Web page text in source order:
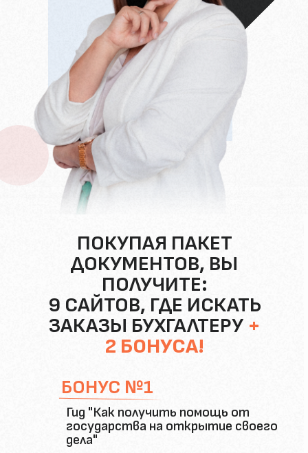
БОНУС №1
Гид "Как получить помощь от
государства на открытие своего
дела"
ПОКУПАЯ ПАКЕТ
ДОКУМЕНТОВ, ВЫ
ПОЛУЧИТЕ:
9 САЙТОВ, ГДЕ ИСКАТЬ
ЗАКАЗЫ БУХГАЛТЕРУ +
2 БОНУСА!